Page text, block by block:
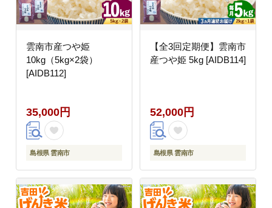
雲南市産つや姫
10kg（5kg×2袋）
[AIDB112]
35,000円
島根県 雲南市
【全3回定期便】雲南市
産つや姫 5kg [AIDB114]
52,000円
島根県 雲南市